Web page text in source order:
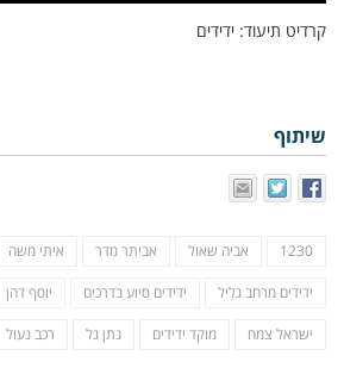
קרדיט תיעוד: ידידים
שיתוף
1230 אביה שאול אביתר מדר איתי משה
ידידים מרחב גליל ידידים סיוע בדרכים יוסף דהן
ישראל צמח מוקד ידידים נתן גל רכב נעול